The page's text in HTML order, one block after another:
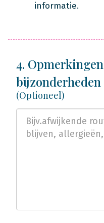
informatie.
4.
bijzonderheden
(Optioneel)